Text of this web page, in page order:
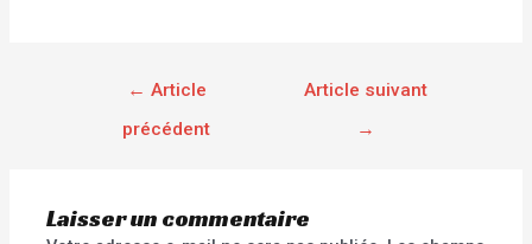
← Article
précédent
Article suivant
→
Laisser un commentaire